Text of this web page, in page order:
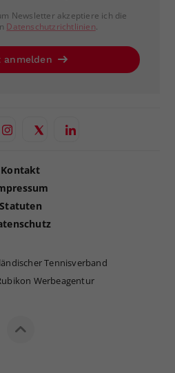
Newsletter akzeptiere ich die
Datenschutzrichtlinien.
anmelden
Kontakt
Statuten
Tennisverband
Werbeagentur